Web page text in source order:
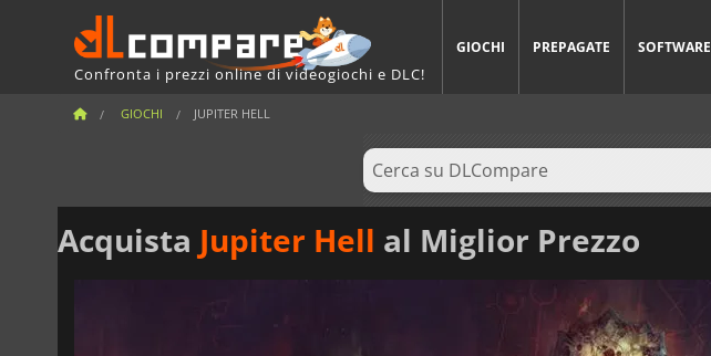
Confronta i prezzi online di videogiochi e DLC!
GIOCHI PREPAGATE SOFTWARE
GIOCHI JUPITER HELL
Acquista Jupiter Hell al Miglior Prezzo